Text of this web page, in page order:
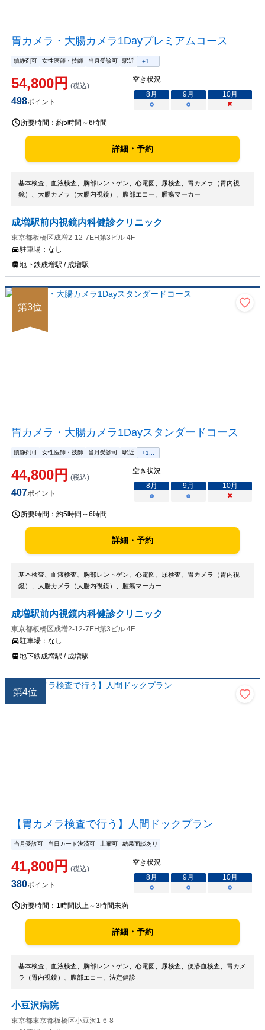
胃カメラ・大腸カメラ1Dayプレミアムコース
鎮静剤可 女性医師・技師 当月受診可 駅近 +1...
54,800円 (税込)
498ポイント
空き状況
8月 9月 10月
○
○ ×
所要時間： 約5時間～6時間
詳細・予約
基本検査、血液検査、胸部レントゲン、心電図、尿検査、胃カメラ（胃内視
鏡）、大腸カメラ（大腸内視鏡）、腹部エコー、腫瘍マーカー
成増駅前内視鏡内科健診クリニック
東京都板橋区成増2-12-7EH第3ビル 4F
駐車場： なし
地下鉄成増駅 / 成増駅
第3位
胃カメラ・大腸カメラ1Dayスタンダードコース
鎮静剤可 女性医師・技師 当月受診可 駅近 +1...
44,800円 (税込)
407ポイント
空き状況
8月 9月 10月
○
○ ×
所要時間： 約5時間～6時間
詳細・予約
基本検査、血液検査、胸部レントゲン、心電図、尿検査、胃カメラ（胃内視
鏡）、大腸カメラ（大腸内視鏡）、腫瘍マーカー
成増駅前内視鏡内科健診クリニック
東京都板橋区成増2-12-7EH第3ビル 4F
駐車場： なし
地下鉄成増駅 / 成増駅
第4位
【胃カメラ検査で行う】人間ドックプラン
当月受診可 当日カード決済可 土曜可 結果面談あり
41,800円 (税込)
380ポイント
空き状況
8月 9月 10月
○
○ ○
所要時間： 1時間以上～3時間未満
詳細・予約
基本検査、血液検査、胸部レントゲン、心電図、尿検査、便潜血検査、胃カメ
ラ（胃内視鏡）、腹部エコー、法定健診
小豆沢病院
東京都東京都板橋区小豆沢1-6-8